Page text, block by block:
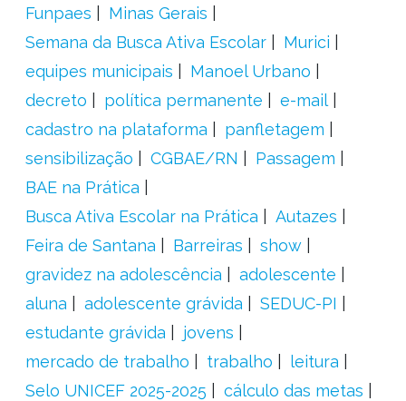
Funpaes
Minas Gerais
Semana da Busca Ativa Escolar
Murici
equipes municipais
Manoel Urbano
decreto
política permanente
e-mail
cadastro na plataforma
panfletagem
sensibilização
CGBAE/RN
Passagem
BAE na Prática
Busca Ativa Escolar na Prática
Autazes
Feira de Santana
Barreiras
show
gravidez na adolescência
adolescente
aluna
adolescente grávida
SEDUC-PI
estudante grávida
jovens
mercado de trabalho
trabalho
leitura
Selo UNICEF 2025-2025
cálculo das metas